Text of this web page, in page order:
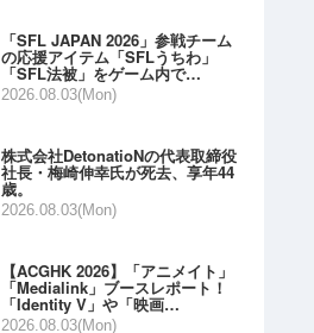
「SFL JAPAN 2026」参戦チーム
の応援アイテム「SFLうちわ」
「SFL法被」をゲーム内で…
2026.08.03(Mon)
株式会社DetonatioNの代表取締役
社長・梅崎伸幸氏が死去、享年44
歳。
2026.08.03(Mon)
【ACGHK 2026】「アニメイト」
「Medialink」ブースレポート！
「Identity V」や「映画…
2026.08.03(Mon)